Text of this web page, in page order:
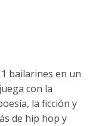
bailarines en un
con la
la ficción y
de hip hop y